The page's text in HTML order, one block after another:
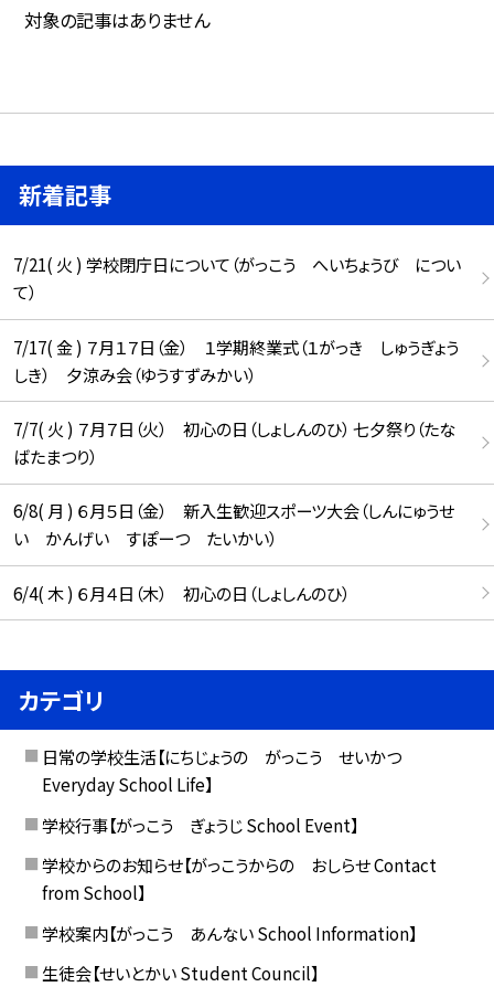
対象の記事はありません
新着記事
7/21( 火 ) 学校閉庁日について（がっこう へいちょうび につい
て）
7/17( 金 ) ７月１７日（金） １学期終業式（１がっき しゅうぎょう
しき） 夕涼み会（ゆうすずみかい）
7/7( 火 ) ７月７日（火） 初心の日（しょしんのひ） 七夕祭り（たな
ばたまつり）
6/8( 月 ) ６月５日（金） 新入生歓迎スポーツ大会（しんにゅうせ
い かんげい すぽーつ たいかい）
6/4( 木 ) ６月４日（木） 初心の日（しょしんのひ）
カテゴリ
日常の学校生活【にちじょうの がっこう せいかつ
Everyday School Life】
学校行事【がっこう ぎょうじ School Event】
学校からのお知らせ【がっこうからの おしらせ Contact
from School】
学校案内【がっこう あんない School Information】
生徒会【せいとかい Student Council】